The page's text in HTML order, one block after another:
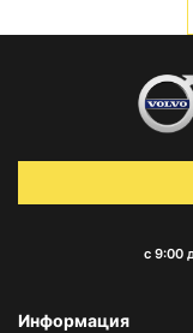
с 9:00
Информация